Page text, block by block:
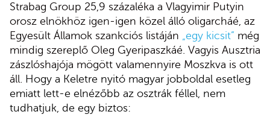
Strabag Group 25,9 százaléka a Vlagyimir Putyin
orosz elnökhöz igen-igen közel álló oligarcháé, az
Egyesült Államok szankciós listáján „egy kicsit” még
mindig szereplő Oleg Gyeripaszkáé. Vagyis Ausztria
zászlóshajója mögött valamennyire Moszkva is ott
áll. Hogy a Keletre nyitó magyar jobboldal esetleg
emiatt lett-e elnézőbb az osztrák féllel, nem
tudhatjuk, de egy biztos: